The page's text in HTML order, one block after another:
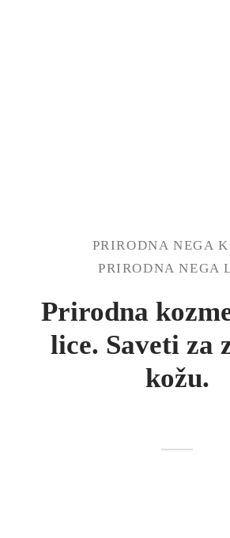
PRIRODNA NEGA
PRIRODNA NEGA
Prirodna
lice. Saveti za
kožu.